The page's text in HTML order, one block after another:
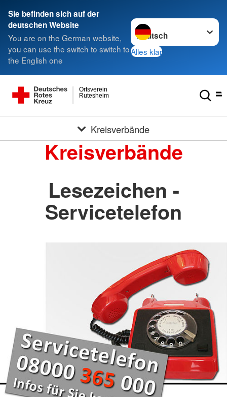
Sie befinden sich auf der
deutschen Website
You are on the German website,
you can use the switch to switch to
the English one
Sprache wechseln zu
Alles klar
Rutesheim
Ortsverein
Kreisverbände
Kreisverbände
Lesezeichen -
Servicetelefon